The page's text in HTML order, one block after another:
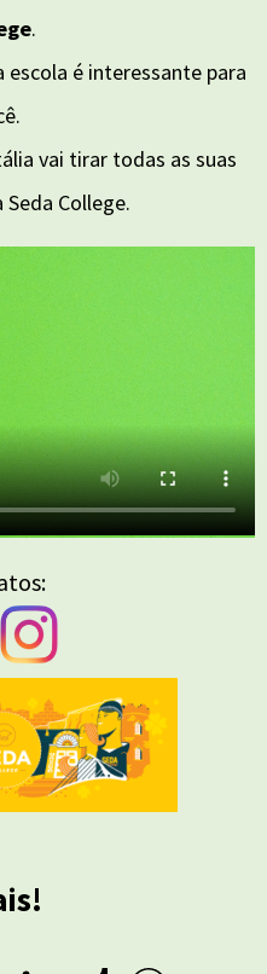
.
escola é interessante para
vai tirar todas as suas
College.